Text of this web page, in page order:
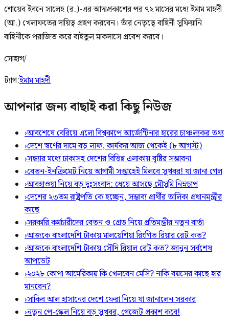
শোয়েব ইবনে সালেহ (র.)-এর আত্মপ্রকাশের পর ৭২ মাসের মধ্যে ইমাম মাহদী
(আ.) খেলাফতের দায়িত্ব গ্রহণ করবেন। তাঁর নেতৃত্বে বাহিনী সুফিয়ানি
বাহিনীকে পরাজিত করে বাইতুল মাকদাসে প্রবেশ করবে।
সোহাগ/
ট্যাগ:ইমাম মাহদী
আপনার জন্য বাছাই করা কিছু নিউজ
›আবশেষে বেরিয়ে এলো বিশ্বকাপে আর্জেন্টিনার হারের চাঞ্চল্যকর তথ্য
›দেশে স্বর্ণের দামে বড় লাফ, কার্যকর আজ থেকেই (৮ আগস্ট)
›সন্ধ্যার মধ্যে ঢাকাসহ দেশের বিভিন্ন এলাকায় বৃষ্টির সম্ভাবনা
›বেতন-ইনক্রিমেট নিয়ে আগামী সপ্তাহেই মিলবে সুখবর! যা জানা গেল
›আবহাওয়া নিয়ে বড় দুঃসংবাদ: ধেয়ে আসছে মৌসুমি নিম্নচাপ
›দেশের ২৩তম রাষ্ট্রপতি কে হচ্ছেন, সম্ভাব্য প্রার্থীর তালিকা প্রধানমন্ত্রীর
কাছে
›সরকারি কর্মচারীদের বেতন ও গ্রেড নিয়ে প্রতিমন্ত্রীর নতুন বার্তা
›আজকে বাংলাদেশি টাকায় মালয়েশিয়া রিংগিত রিয়ার রেট কত?
›আজকে বাংলাদেশি টাকায় সৌদি রিয়াল রেট কত? জানুন সর্বশেষ
আপডেট
›২০২৮ কোপা আমেরিকায় কি খেলবেন মেসি? নাকি বয়সের কাছে হার
মানবেন?
›সাকিব আল হাসানের দেশে ফেরা নিয়ে যা জানালেন সরকার
›নতুন পে-স্কেল নিয়ে বড় সুখবর, গেজেট প্রকাশ কবে!